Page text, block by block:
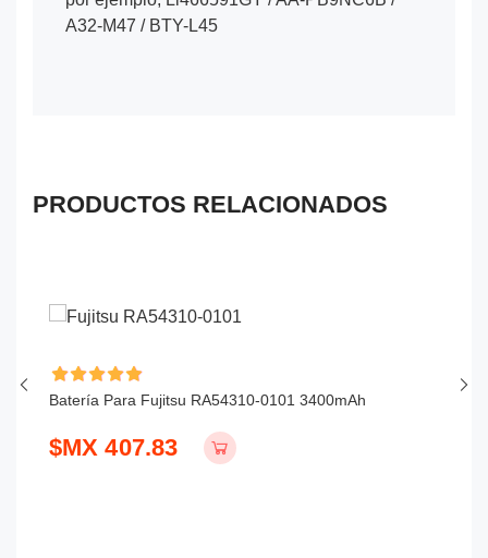
A32-M47 / BTY-L45
PRODUCTOS RELACIONADOS
Batería Para Fujitsu RA54310-0101 3400mAh
$MX 407.83